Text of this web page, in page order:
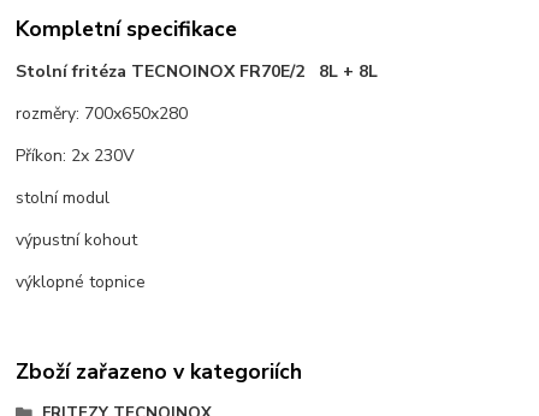
Kompletní specifikace
Stolní fritéza TECNOINOX FR70E/2 8L + 8L
rozměry: 700x650x280
Příkon: 2x 230V
stolní modul
výpustní kohout
výklopné topnice
Zboží zařazeno v kategoriích